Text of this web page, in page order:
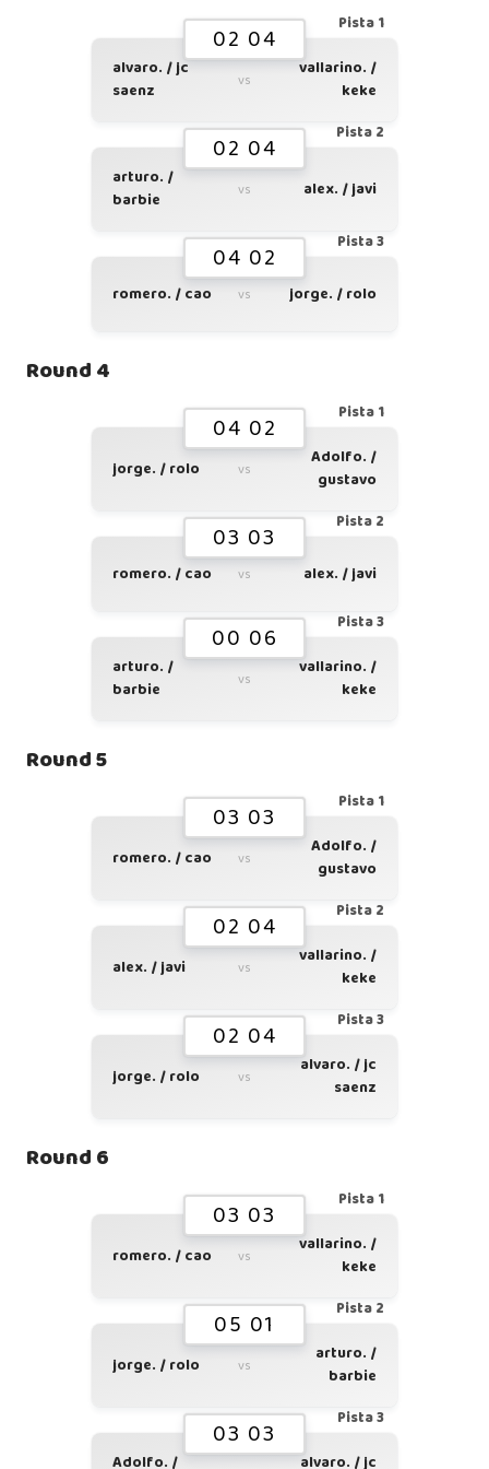
Pista 1
02 04
alvaro. / jc
saenz
vs
vallarino. /
keke
Pista 2
02 04
arturo. /
barbie
vs alex. / javi
Pista 3
04 02
romero. / cao vs jorge. / rolo
Round 4
Pista 1
04 02
jorge. / rolo vs
Adolfo. /
gustavo
Pista 2
03 03
romero. / cao vs alex. / javi
Pista 3
00 06
arturo. /
barbie
vs
vallarino. /
keke
Round 5
Pista 1
03 03
romero. / cao vs
Adolfo. /
gustavo
Pista 2
02 04
alex. / javi vs
vallarino. /
keke
Pista 3
02 04
jorge. / rolo vs
alvaro. / jc
saenz
Round 6
Pista 1
03 03
romero. / cao vs
vallarino. /
keke
Pista 2
05 01
jorge. / rolo vs
arturo. /
barbie
Pista 3
03 03
Adolfo. / alvaro. / jc